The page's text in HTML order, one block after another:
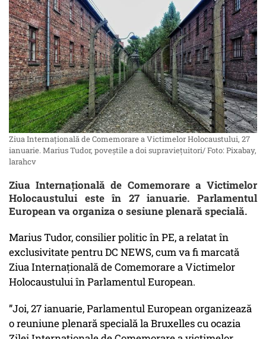
Ziua Internațională de Comemorare a Victimelor Holocaustului, 27
ianuarie. Marius Tudor, poveștile a doi supraviețuitori/ Foto: Pixabay,
larahcv
Ziua Internațională de Comemorare a Victimelor
Holocaustului este în 27 ianuarie. Parlamentul
European va organiza o sesiune plenară specială.
Marius Tudor, consilier politic în PE, a relatat în
exclusivitate pentru DC NEWS, cum va fi marcată
Ziua Internațională de Comemorare a Victimelor
Holocaustului în Parlamentul European.
”Joi, 27 ianuarie, Parlamentul European organizează
o reuniune plenară specială la Bruxelles cu ocazia